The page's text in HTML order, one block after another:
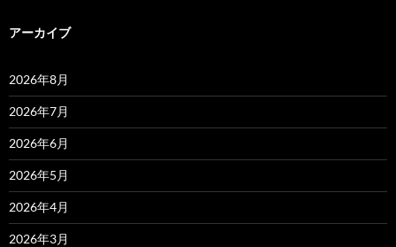
アーカイブ
2026年8月
2026年7月
2026年6月
2026年5月
2026年4月
2026年3月